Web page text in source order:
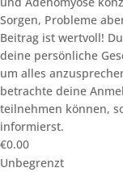
Sorgen, Probleme
Beitrag ist wertvoll!
deine persönliche
um alles
betrachte deine
teilnehmen können,
informierst.
€0.00
Unbegrenzt